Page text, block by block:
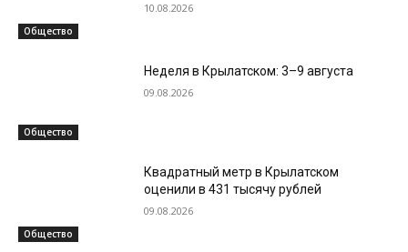
Общество
10.08.2026
Общество
Неделя в Крылатском: 3–9 августа
09.08.2026
Общество
Квадратный метр в Крылатском
оценили в 431 тысячу рублей
09.08.2026